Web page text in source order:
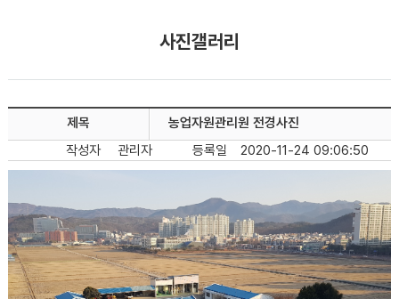
사진갤러리
제목
농업자원관리원 전경사진
등록일
2020-11-24 09:06:50
작성자 관리자